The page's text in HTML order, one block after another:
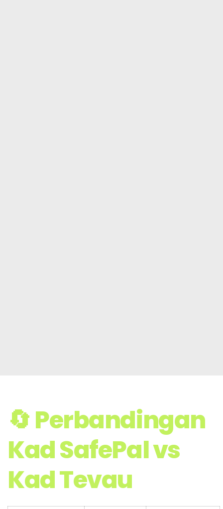
🔄 Perbandingan
Kad SafePal vs
Kad Tevau